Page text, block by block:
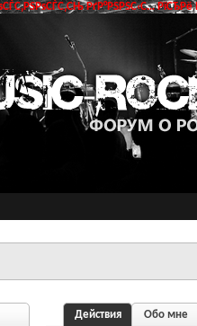
РґР°РЅРЅС‹С…
Действия Обо мне